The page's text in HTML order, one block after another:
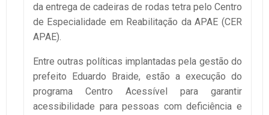
da entrega de cadeiras de rodas tetra pelo Centro
de Especialidade em Reabilitação da APAE (CER
APAE).
Entre outras políticas implantadas pela gestão do
prefeito Eduardo Braide, estão a execução do
programa Centro Acessível para garantir
acessibilidade para pessoas com deficiência e